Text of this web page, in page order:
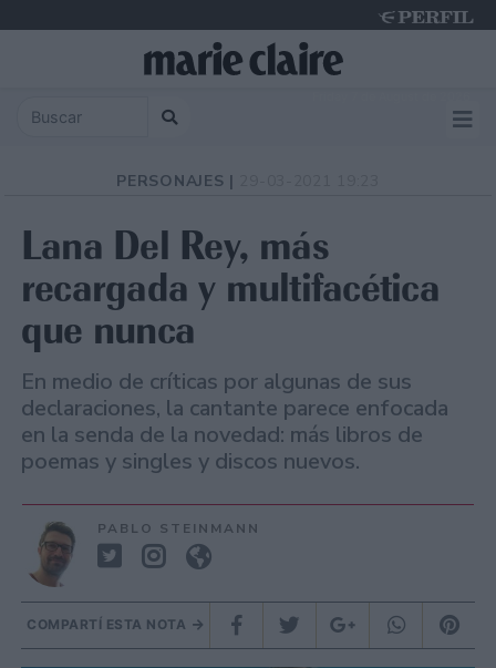
PERSONAJES |
Lana Del Rey, más
recargada y multifacética
que nunca
En medio de críticas por algunas de sus
declaraciones, la cantante parece enfocada
en la senda de la novedad: más libros de
poemas y singles y discos nuevos.
PABLO STEINMANN
COMPARTÍ ESTA NOTA